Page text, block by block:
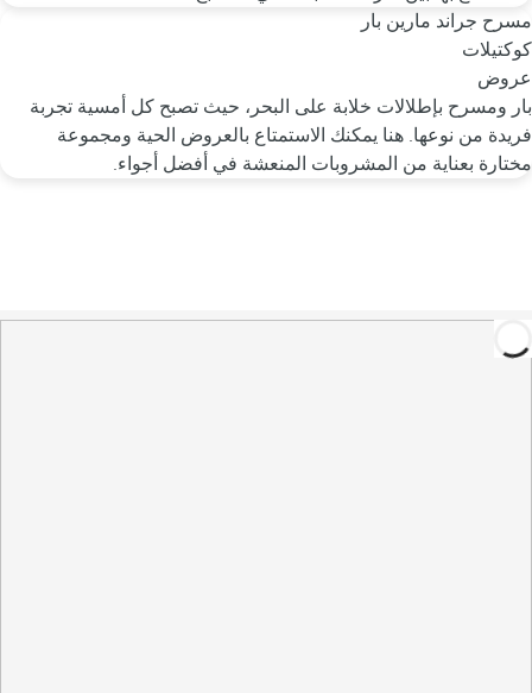
مسرح جراند مارين بار
كوكتيلات
عروض
بار ومسرح بإطلالات خلابة على البحر، حيث تصبح كل أمسية تجربة
فريدة من نوعها. هنا يمكنك الاستمتاع بالعروض الحية ومجموعة
مختارة بعناية من المشروبات المنعشة في أفضل أجواء.